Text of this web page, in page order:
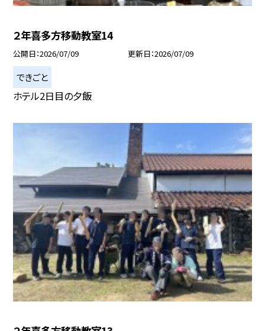
２年喜多方移動教室14
公開日 2026/07/09 更新日 2026/07/09
できごと
ホテル2日目の夕飯